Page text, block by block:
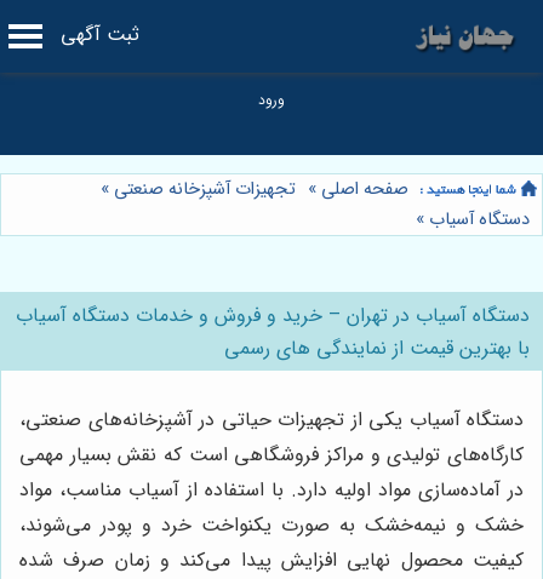
ثبت آگهی
صفحه اصلی » تجهیزات آشپزخانه صنعتی »
دستگاه آسیاب »
دستگاه آسیاب در تهران – خرید و فروش و خدمات دستگاه آسیاب
با بهترین قیمت از نمایندگی های رسمی
دستگاه آسیاب یکی از تجهیزات حیاتی در آشپزخانه‌های صنعتی،
کارگاه‌های تولیدی و مراکز فروشگاهی است که نقش بسیار مهمی
در آماده‌سازی مواد اولیه دارد. با استفاده از آسیاب مناسب، مواد
خشک و نیمه‌خشک به صورت یکنواخت خرد و پودر می‌شوند،
کیفیت محصول نهایی افزایش پیدا می‌کند و زمان صرف شده